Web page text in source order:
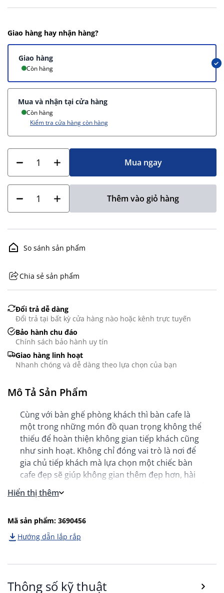
Giao hàng hay nhận hàng?
Giao hàng
Còn hàng
Mua và nhận tại cửa hàng
Còn hàng
Kiểm tra cửa hàng còn hàng
Mua ngay
Thêm vào giỏ hàng
So sánh sản phẩm
GHS07 - Advarsel
Chia sẻ sản phẩm
Đổi trả dễ dàng
Đổi trả tại bất kỳ cửa hàng nào hoặc kênh trực tuyến
Bảo hành chu đáo
Chính sách bảo hành uy tín
Giao hàng linh hoạt
Nhanh chóng và dễ dàng theo lựa chọn của bạn
Mô Tả Sản Phẩm
Cùng với bàn ghế phòng khách thì bàn cafe là
một trong những món đồ quan trọng không thể
thiếu để hoàn thiện không gian tiếp khách cũng
như sinh hoạt. Không chỉ đóng vai trò là nơi để
gia chủ tiếp khách mà lựa chọn một chiếc bàn
cafe đẹp sẽ giúp không gian thêm đẹp hơn, hài
tối giản, mang phong cách Bắc Âu Scandivavian
phòng khách của bạn.
Hiển thị thêm
Mã sản phẩm: 3690456
Hướng dẵn lắp rắp
Thông số kỹ thuật